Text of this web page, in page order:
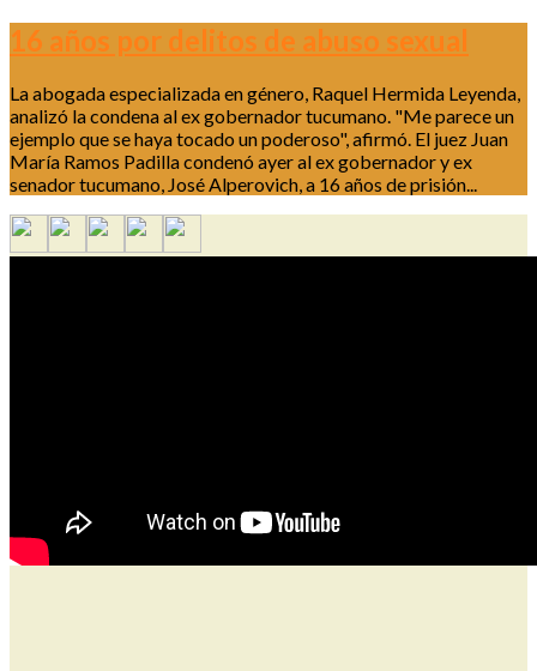
16 años por delitos de abuso sexual
La abogada especializada en género, Raquel Hermida Leyenda,
analizó la condena al ex gobernador tucumano. "Me parece un
ejemplo que se haya tocado un poderoso", afirmó. El juez Juan
María Ramos Padilla condenó ayer al ex gobernador y ex
senador tucumano, José Alperovich, a 16 años de prisión...